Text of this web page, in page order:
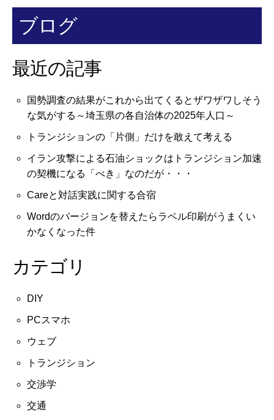
ブログ
最近の記事
国勢調査の結果がこれから出てくるとザワザワしそう
な気がする～埼玉県の各自治体の2025年人口～
トランジションの「片側」だけを敢えて考える
イラン攻撃による石油ショックはトランジション加速
の契機になる「べき」なのだが・・・
Careと対話実践に関する合宿
Wordのバージョンを替えたらラベル印刷がうまくい
かなくなった件
カテゴリ
DIY
PCスマホ
ウェブ
トランジション
交渉学
交通